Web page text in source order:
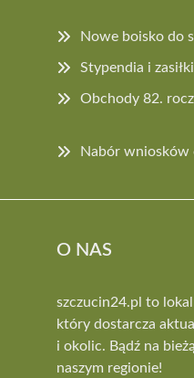
Nowe boisko do
Stypendia i
Obchody 82.
Nabór wniosków
O NAS
szczucin24.pl to
który dostarcza
i okolic. Bądź na
naszym regionie!